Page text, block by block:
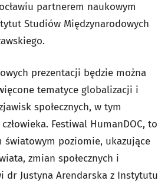
partnerem naukowym
Studiów Międzynarodowych
prezentacji będzie można
tematyce globalizacji i
społecznych, w tym
Festiwal HumanDOC, to
światowym poziomie, ukazujące
zmian społecznych i
dr Justyna Arendarska z Instytutu